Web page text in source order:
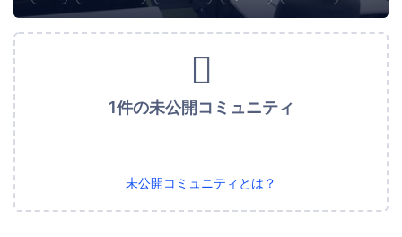
1件の未公開コミュニティ
未公開コミュニティとは？